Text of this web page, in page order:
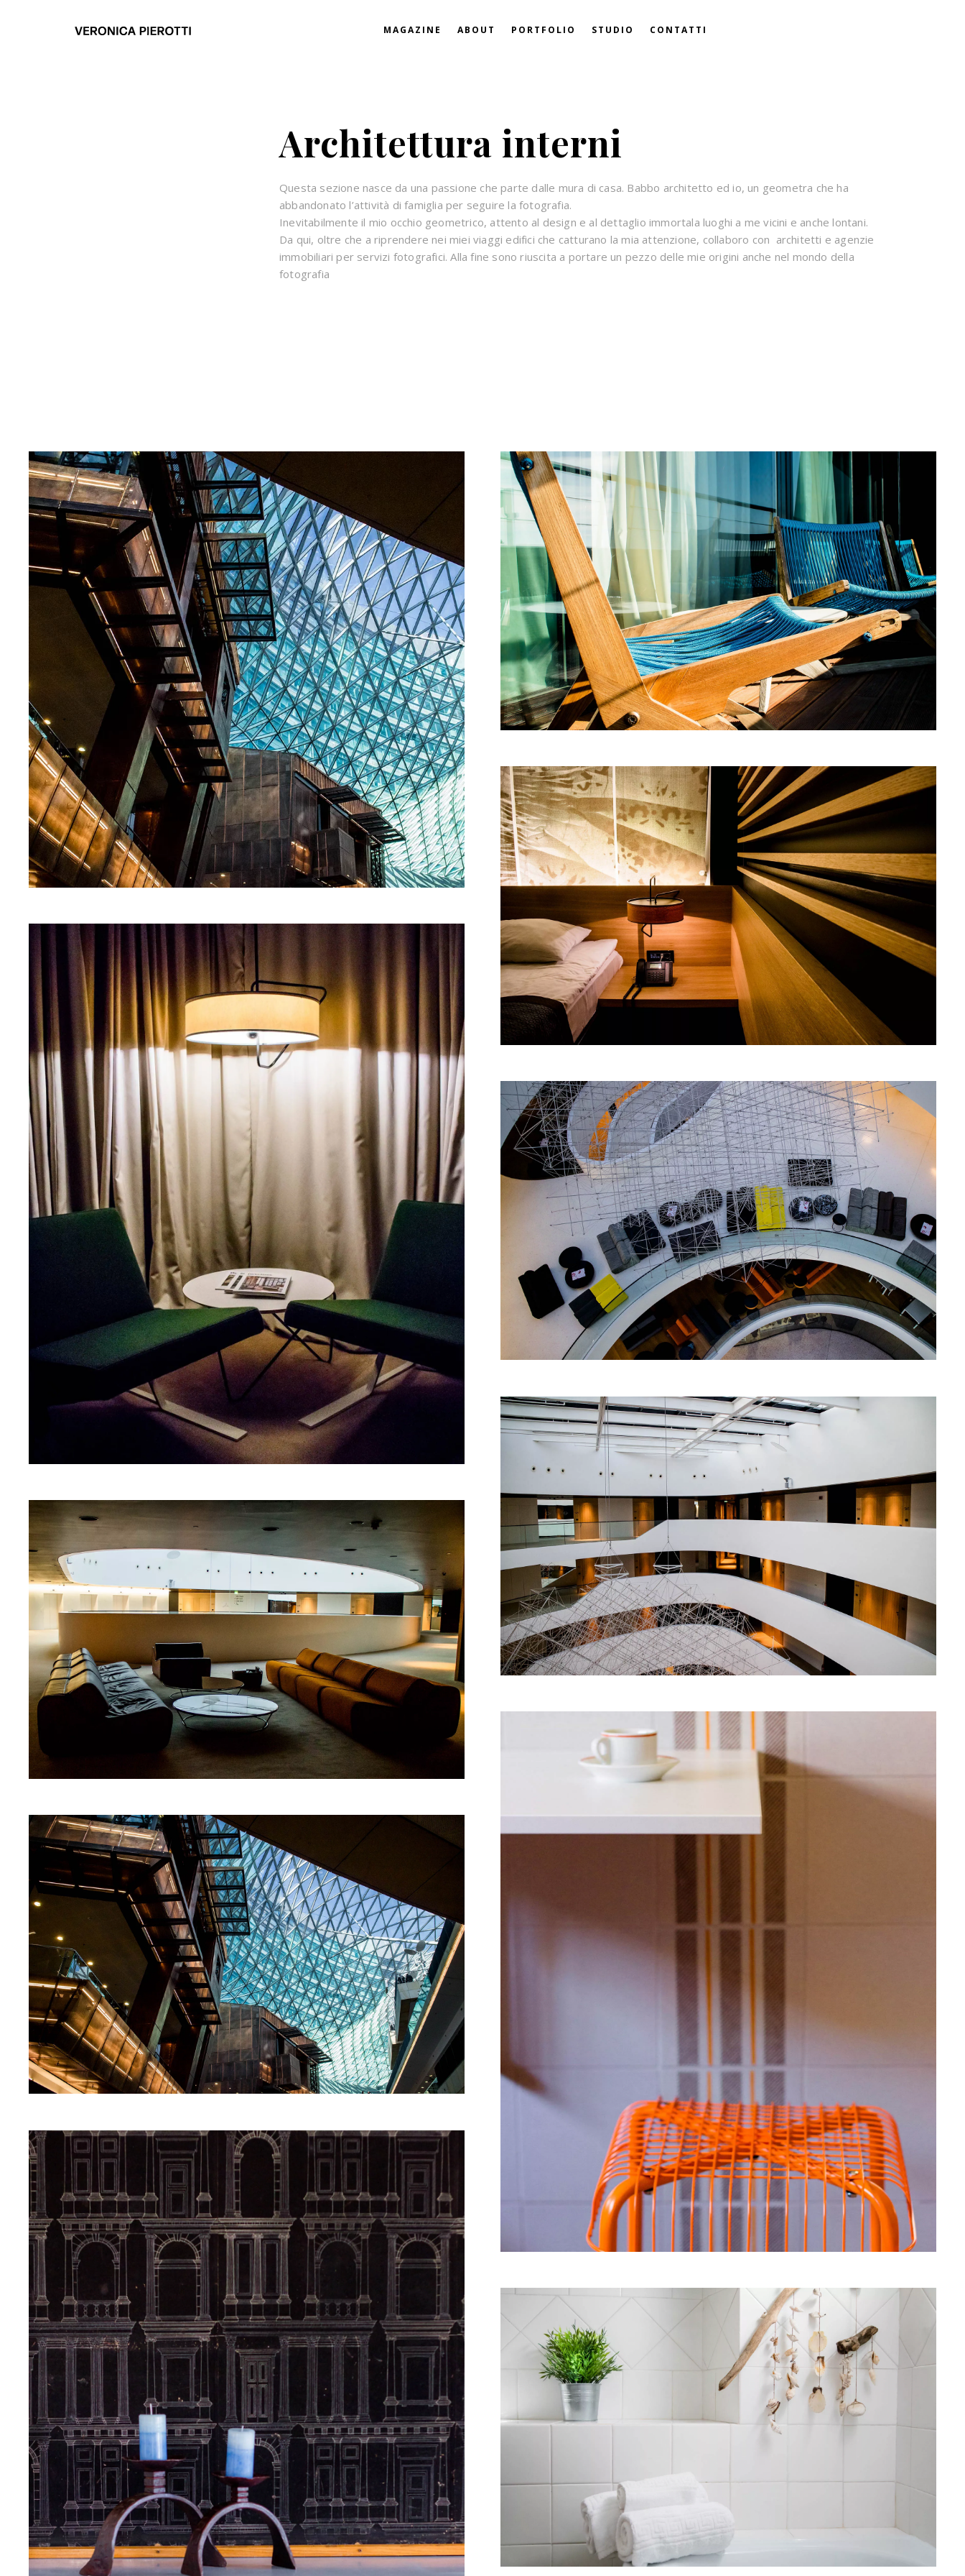
MAGAZINE ABOUT PORTFOLIO STUDIO CONTATTI
Architettura interni
Questa sezione nasce da una passione che parte dalle mura di casa. Babbo architetto ed io, un geometra che ha
abbandonato l’attività di famiglia per seguire la fotografia.
Inevitabilmente il mio occhio geometrico, attento al design e al dettaglio immortala luoghi a me vicini e anche lontani.
Da qui, oltre che a riprendere nei miei viaggi edifici che catturano la mia attenzione, collaboro con architetti e agenzie
immobiliari per servizi fotografici. Alla fine sono riuscita a portare un pezzo delle mie origini anche nel mondo della
fotografia